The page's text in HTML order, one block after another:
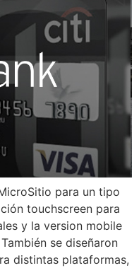
para un tipo
touchscreen para
y la version mobile
se diseñaron
distintas plataformas,